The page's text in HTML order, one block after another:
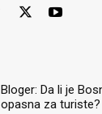
Bloger: Da li je
opasna za turiste?